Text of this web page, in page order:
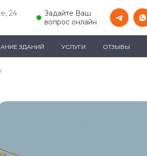
24
Задайте Ваш
вопрос онлайн
ЗДАНИЙ УСЛУГИ ОТЗЫВЫ